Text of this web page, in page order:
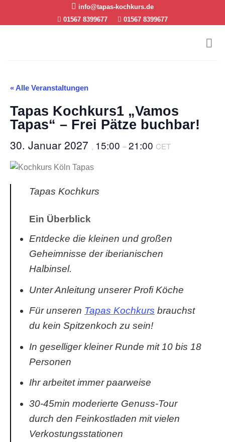
info@tapas-kochkurs.de
01567 8399677
01567 8399677
« Alle Veranstaltungen
Tapas Kochkurs1 „Vamos
Tapas“ – Frei Pätze buchbar!
30. Januar 2027 , 15:00 –21:00 CET
Tapas Kochkurs
Ein Überblick
Entdecke die kleinen und großen
Geheimnisse der iberianischen
Halbinsel.
Unter Anleitung unserer Profi Köche
Für unseren Tapas Kochkurs brauchst
du kein Spitzenkoch zu sein!
In geselliger kleiner Runde mit 10 bis 18
Personen
Ihr arbeitet immer paarweise
30-45min moderierte Genuss-Tour
durch den Feinkostladen mit vielen
Verkostungsstationen